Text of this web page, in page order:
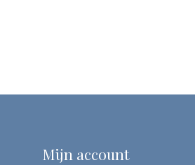
Mijn account